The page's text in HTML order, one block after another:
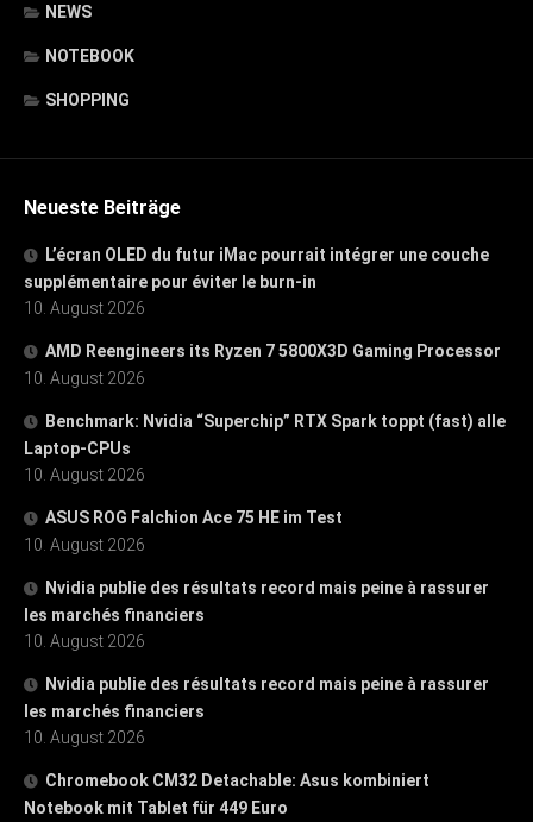
NEWS
NOTEBOOK
SHOPPING
Neueste Beiträge
L’écran OLED du futur iMac pourrait intégrer une couche
supplémentaire pour éviter le burn-in
10. August 2026
AMD Reengineers its Ryzen 7 5800X3D Gaming Processor
10. August 2026
Benchmark: Nvidia “Superchip” RTX Spark toppt (fast) alle
Laptop-CPUs
10. August 2026
ASUS ROG Falchion Ace 75 HE im Test
10. August 2026
Nvidia publie des résultats record mais peine à rassurer
les marchés financiers
10. August 2026
Nvidia publie des résultats record mais peine à rassurer
les marchés financiers
10. August 2026
Chromebook CM32 Detachable: Asus kombiniert
Notebook mit Tablet für 449 Euro